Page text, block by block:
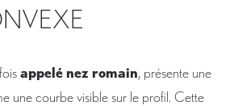
appelé nez romain, présente une
une courbe visible sur le profil. Cette